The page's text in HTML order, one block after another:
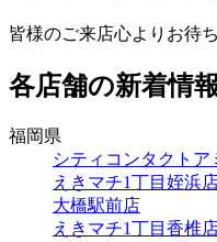
皆様のご来店心よりお待
各店舗の新着情
福岡県
シティコンタクト
えきマチ1丁目姪浜
大橋駅前店
えきマチ1丁目香椎